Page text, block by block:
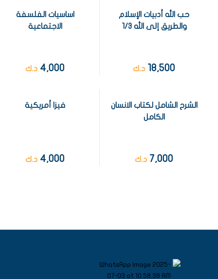
حب الله أدبيات الإسلام
والطريق إلى الله 1/3
18,500 د.ك
اساسيات الفلسفة
الاجتماعية
4,000 د.ك
الشرح الشامل لكتاب الانسان
الكامل
7,000 د.ك
فيزا أمريكية
4,000 د.ك